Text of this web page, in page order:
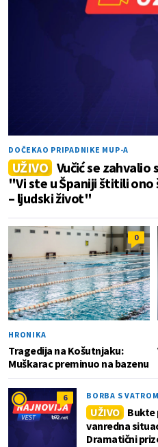
DOČEKAO PRIPADNIKE MUP-A
UŽIVO Vučić se
"Vi ste u Španiji štitili
– ljudski život"
0
HRONIKA
Tragedija na Košutnjaku:
Muškarac preminuo na bazenu
6 BORBA S
UŽIVO
Bukte
vanredna
Dramatični